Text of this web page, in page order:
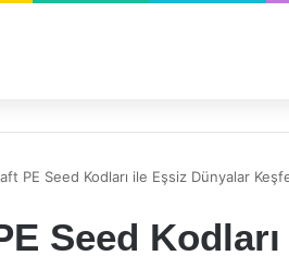
PE Seed Kodları ile Eşsiz Dünyalar
Seed